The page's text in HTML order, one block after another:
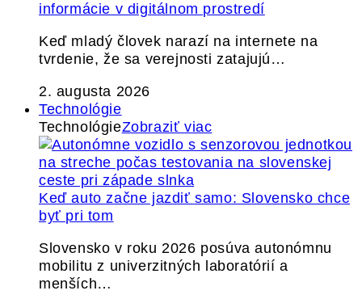
informácie v digitálnom prostredí
Keď mladý človek narazí na internete na
tvrdenie, že sa verejnosti zatajujú…
2. augusta 2026
Technológie
TechnológieZobraziť viac
Keď auto začne jazdiť samo: Slovensko chce
byť pri tom
Slovensko v roku 2026 posúva autonómnu
mobilitu z univerzitných laboratórií a
menších…